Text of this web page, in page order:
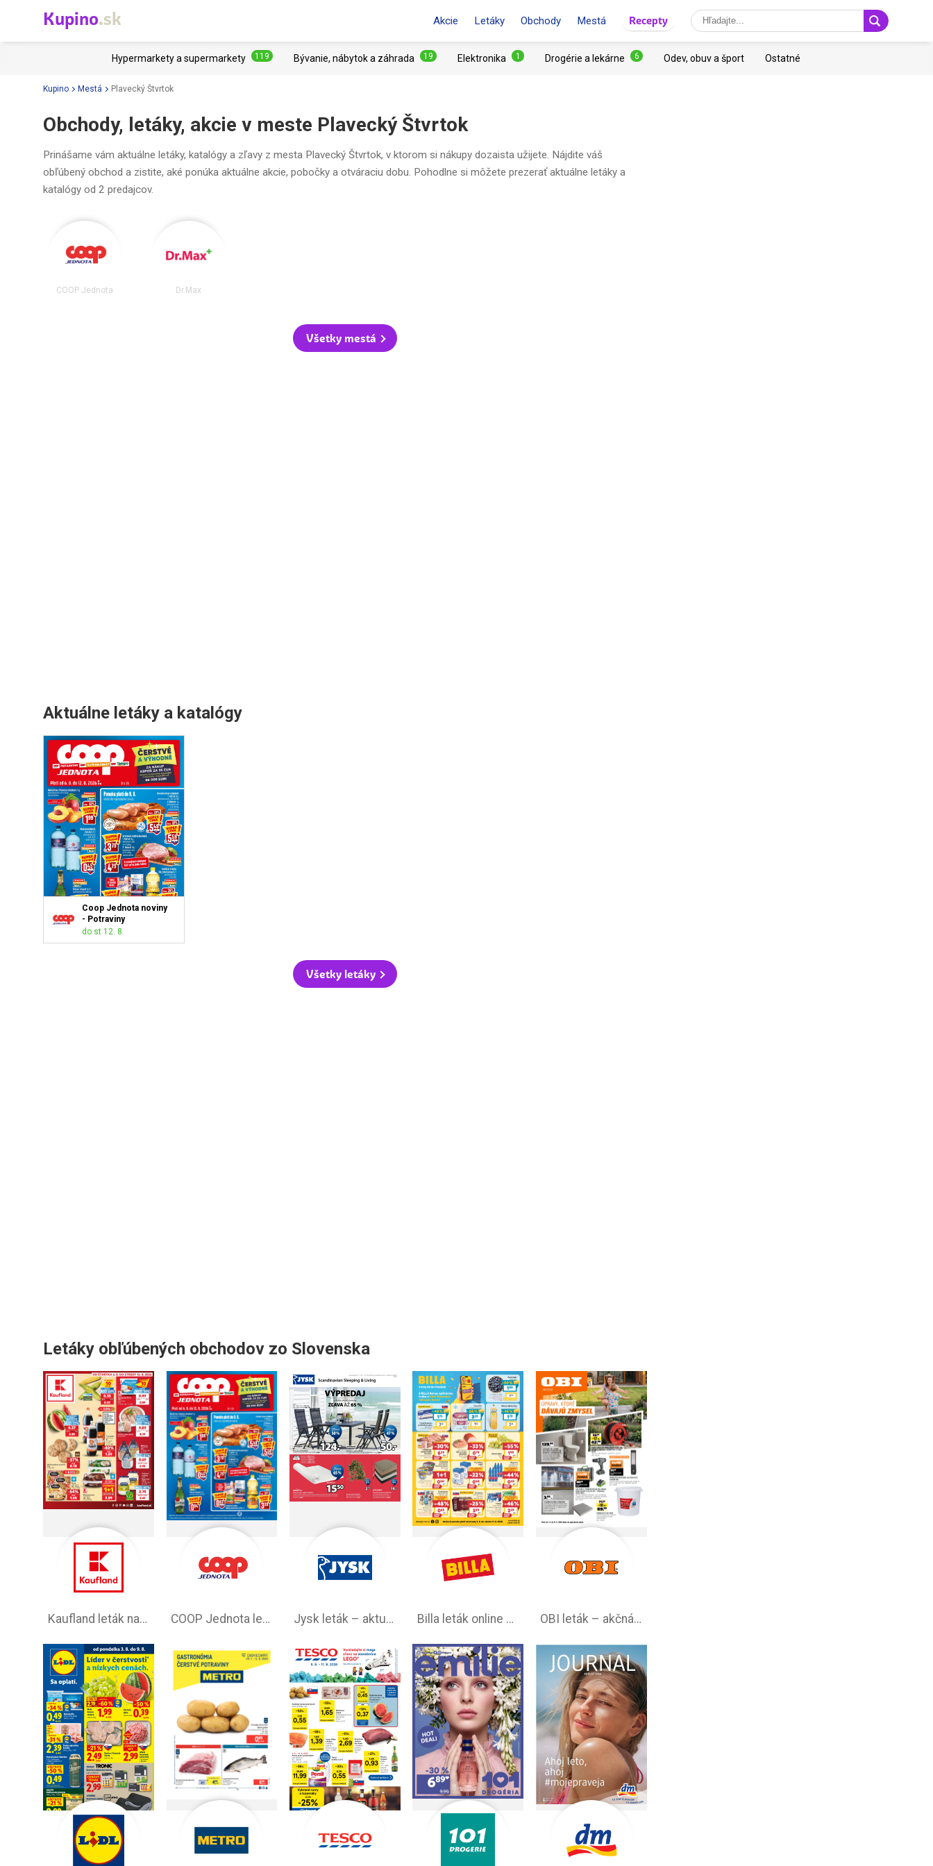
Kupino.sk Akcie Letáky Obchody Mestá Recepty
Hypermarkety a supermarkety 119 Bývanie, nábytok a záhrada 19 Elektronika 1 Drogérie a lekárne 6 Odev, obuv a šport Ostatné
Kupino Mestá Plavecký Štvrtok
Obchody, letáky, akcie v meste Plavecký Štvrtok
Prinášame vám aktuálne letáky, katalógy a zľavy z mesta Plavecký Štvrtok, v ktorom si nákupy dozaista užijete. Nájdite váš
obľúbený obchod a zistite, aké ponúka aktuálne akcie, pobočky a otváraciu dobu. Pohodlne si môžete prezerať aktuálne letáky a
katalógy od 2 predajcov.
COOP Jednota Dr.Max
Všetky mestá
Aktuálne letáky a katalógy
Coop Jednota noviny
- Potraviny
do st 12. 8.
Všetky letáky
Letáky obľúbených obchodov zo Slovenska
Kaufland leták na tento týždeň COOP Jednota leták –⁠ aktuálny Jysk leták – aktuálna ponuka Billa leták online –⁠ aktuálny od stredy OBI leták –⁠ akčná ponuka